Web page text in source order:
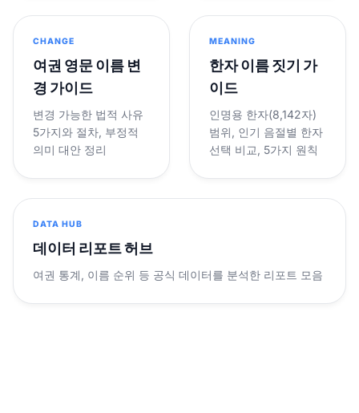
CHANGE
여권 영문 이름 변
경 가이드
변경 가능한 법적 사유
5가지와 절차, 부정적
의미 대안 정리
MEANING
한자 이름 짓기 가
이드
인명용 한자(8,142자)
범위, 인기 음절별 한자
선택 비교, 5가지 원칙
DATA HUB
데이터 리포트 허브
여권 통계, 이름 순위 등 공식 데이터를 분석한 리포트 모음